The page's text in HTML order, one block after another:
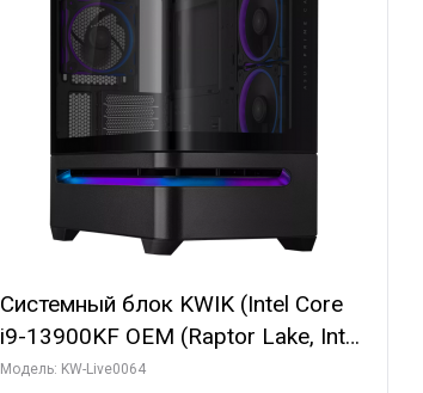
Системный блок KWIK (Intel Core
i9-13900KF OEM (Raptor Lake, Intel
7, C24 16EC/8P/ 64 ГБ ОЗУ (2
Модель: KW-Live0064